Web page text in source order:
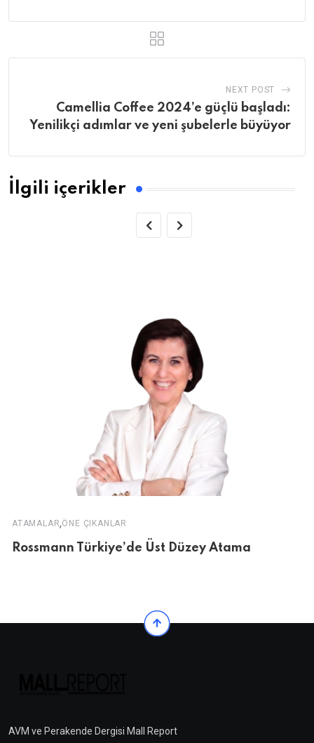
NEXT POST
Camellia Coffee 2024’e güçlü başladı:
Yenilikçi adımlar ve yeni şubelerle büyüyor
İlgili içerikler
ATAMALAR,ÖNE ÇIKANLAR
Rossmann Türkiye’de Üst Düzey Atama
AVM ve Perakende Dergisi Mall Report